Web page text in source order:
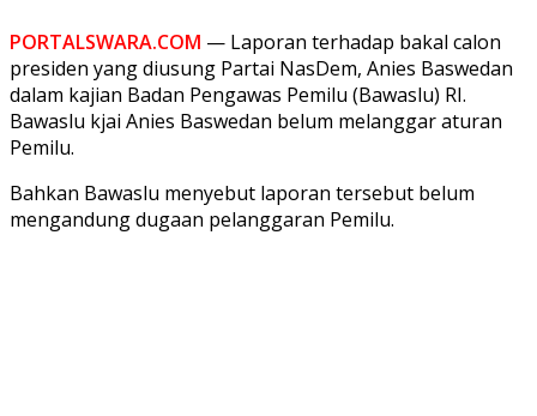
PORTALSWARA.COM — Laporan terhadap bakal calon
presiden yang diusung Partai NasDem, Anies Baswedan
dalam kajian Badan Pengawas Pemilu (Bawaslu) RI.
Bawaslu kjai Anies Baswedan belum melanggar aturan
Pemilu.
Bahkan Bawaslu menyebut laporan tersebut belum
mengandung dugaan pelanggaran Pemilu.